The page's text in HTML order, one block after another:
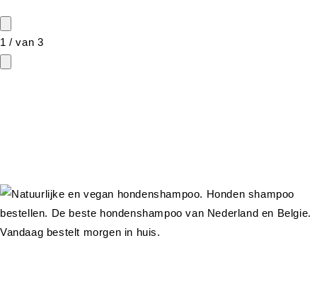
1 /van 3